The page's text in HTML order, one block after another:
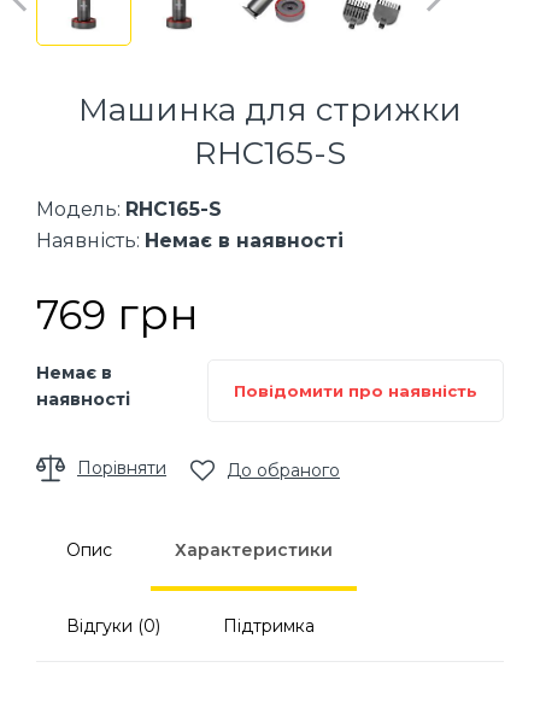
Машинка для стрижки
RHC165-S
Модель: RHC165-S
Наявність: Немає в наявності
769 грн
Немає в
наявності
Повідомити про наявність
Порівняти До обраного
Опис Характеристики
Відгуки (0) Підтримка